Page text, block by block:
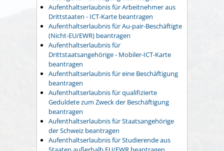
Aufenthaltserlaubnis für Arbeitnehmer aus
Drittstaaten - ICT-Karte beantragen
Aufenthaltserlaubnis für Au-pair-Beschäftigte
(Nicht-EU/EWR) beantragen
Aufenthaltserlaubnis für
Drittstaatsangehörige - Mobiler-ICT-Karte
beantragen
Aufenthaltserlaubnis für eine Beschäftigung
beantragen
Aufenthaltserlaubnis für qualifizierte
Geduldete zum Zweck der Beschäftigung
beantragen
Aufenthaltserlaubnis für Staatsangehörige
der Schweiz beantragen
Aufenthaltserlaubnis für Studierende aus